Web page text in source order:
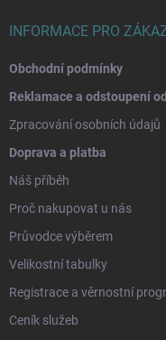
INFORMACE PRO
Obchodní podmínky
Reklamace a odstoupení
Zpracování osobních údajů
Doprava a platba
Náš příběh
Proč nakupovat u nás
Průvodce výběrem
Velikostní tabulky
Registrace a věrnostní
Ceník služeb